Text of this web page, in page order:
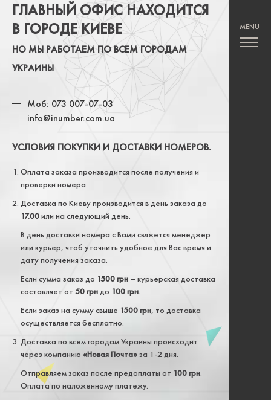
ГЛАВНЫЙ ОФИС НАХОДИТСЯ
В ГОРОДЕ КИЕВЕ
НО МЫ РАБОТАЕМ ПО ВСЕМ ГОРОДАМ
УКРАИНЫ
Моб: 073 007-07-03
info@inumber.com.ua
УСЛОВИЯ ПОКУПКИ И ДОСТАВКИ НОМЕРОВ.
Оплата заказа производится после получения и
проверки номера.
Доставка по Киеву производится в день заказа до
17.00или на следующий день.
В день доставки номера с Вами свяжется менеджер
или курьер, чтоб уточнить удобное для Вас время и
дату получения заказа.
Если сумма заказ до 1500 грн – курьерская доставка
составляет от 50 грндо 100 грн.
Если заказ на сумму свыше 1500 грн, то доставка
осуществляется бесплатно.
Доставка по всем городам Украины происходит
через компанию «Новая Почта»за 1-2 дня.
Отправляем заказ после предоплаты от 100 грн.
Оплата по наложенному платежу.